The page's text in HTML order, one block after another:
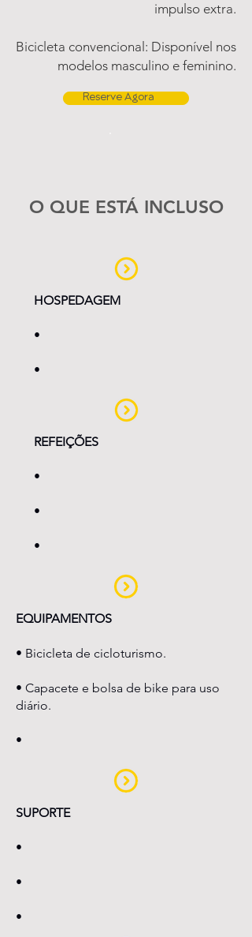
impulso extra.
Bicicleta convencional: Disponível nos
modelos masculino e feminino.
Reserve Agora
O QUE ESTÁ INCLUSO
HOSPEDAGEM
•
•
REFEIÇÕES
•
•
•
EQUIPAMENTOS
• Bicicleta de cicloturismo.
• Capacete e bolsa de bike para uso
diário.
•
SUPORTE
•
•
•